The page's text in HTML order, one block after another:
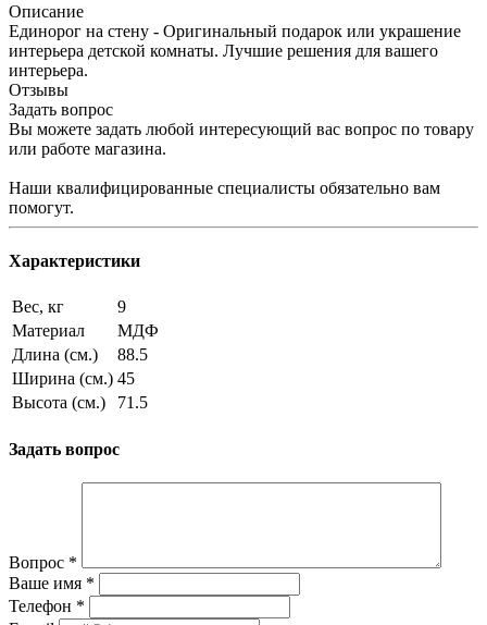
Описание
Единорог на стену - Оригинальный подарок или украшение
интерьера детской комнаты. Лучшие решения для вашего
интерьера.
Отзывы
Задать вопрос
Вы можете задать любой интересующий вас вопрос по товару
или работе магазина.
Наши квалифицированные специалисты обязательно вам
помогут.
Характеристики
Вес, кг
9
Материал
МДФ
Длина (см.)
88.5
Ширина (см.) 45
Высота (см.)
71.5
Задать вопрос
Вопрос *
Ваше имя *
Телефон *